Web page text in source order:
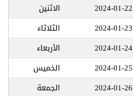
2024-01-22
الاثنين
2024-01-23
الثلاثاء
2024-01-24
الأربعاء
2024-01-25
الخميس
2024-01-26
الجمعة